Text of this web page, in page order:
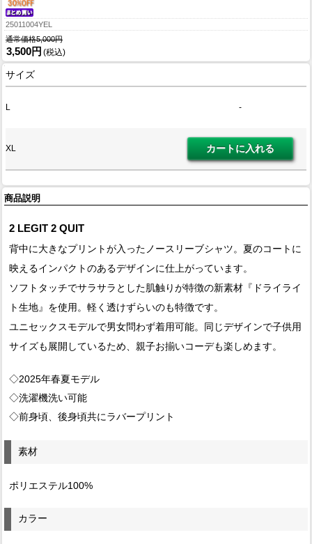
25011004YEL
通常価格5,000円
3,500円 (税込)
サイズ
L -
XL
商品説明
2 LEGIT 2 QUIT
背中に大きなプリントが入ったノースリーブシャツ。夏のコートに
映えるインパクトのあるデザインに仕上がっています。
ソフトタッチでサラサラとした肌触りが特徴の新素材『ドライライ
ト生地』を使用。軽く透けずらいのも特徴です。
ユニセックスモデルで男女問わず着用可能。同じデザインで子供用
サイズも展開しているため、親子お揃いコーデも楽しめます。
◇2025年春夏モデル
◇洗濯機洗い可能
◇前身頃、後身頃共にラバープリント
素材
ポリエステル100%
カラー